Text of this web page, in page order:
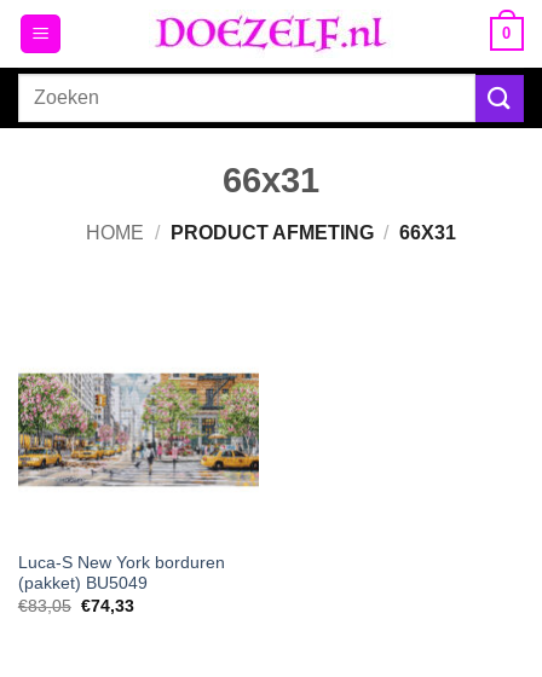
Ga
naar
inhoud
0
Zoeken
66x31
HOME / PRODUCT AFMETING / 66X31
Luca-S New York borduren
(pakket) BU5049
€83,05 €74,33